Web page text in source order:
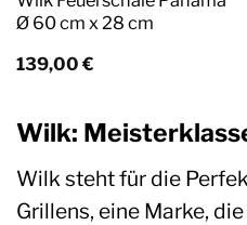
Ø 60 cm x 28 cm
139,00 €
Wilk:
Wilk steht für die
Grillens, eine Marke,